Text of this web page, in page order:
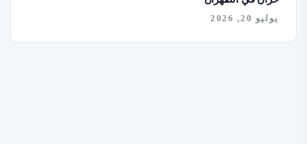
يوليو 20, 2026